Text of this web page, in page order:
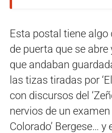
Esta postal tiene algo
de puerta que se
que andaban
las tizas tiradas por
con discursos del
nervios de un examen
Colorado’ Bergese…